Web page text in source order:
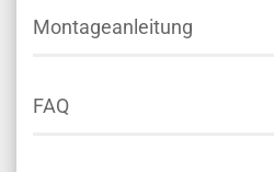
Montageanleitung
FAQ